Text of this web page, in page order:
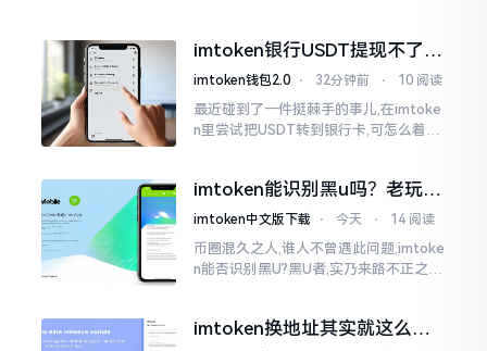
imtoken银行USDT提现不了？
这几个法子能帮你搞定
imtoken钱包2.0 ⋅ 32分钟前 ⋅ 10 阅读
最近碰到了一件挺棘手的事儿,在imtoke
n里尝试把USDT转到银行卡,可怎么着都
么时长
imtoken能识别黑u吗？老玩家
告诉你真相
imtoken中文版下载 ⋅ 今天 ⋅ 14 阅读
币圈混久之人,谁人不曾遇此问题,imtoke
n能否识别黑U?黑U者,实乃来路不正之钱
imtoken换地址其实就这么回